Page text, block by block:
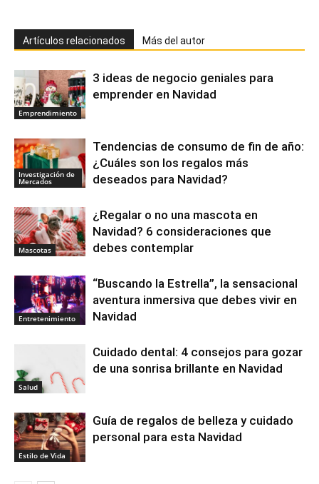
Artículos relacionados Más del autor
Emprendimiento
3 ideas de negocio geniales para
emprender en Navidad
Investigación de
Mercados
Tendencias de consumo de fin de año:
¿Cuáles son los regalos más
deseados para Navidad?
Mascotas
¿Regalar o no una mascota en
Navidad? 6 consideraciones que
debes contemplar
Entretenimiento
“Buscando la Estrella”, la sensacional
aventura inmersiva que debes vivir en
Navidad
Salud
Cuidado dental: 4 consejos para gozar
de una sonrisa brillante en Navidad
Estilo de Vida
Guía de regalos de belleza y cuidado
personal para esta Navidad